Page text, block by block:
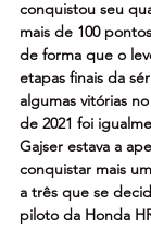
conquistou seu
mais de 100
de forma que o
etapas finais da
algumas vitórias
de 2021 foi
Gajser estava a
conquistar mais
a três que se
piloto da Honda